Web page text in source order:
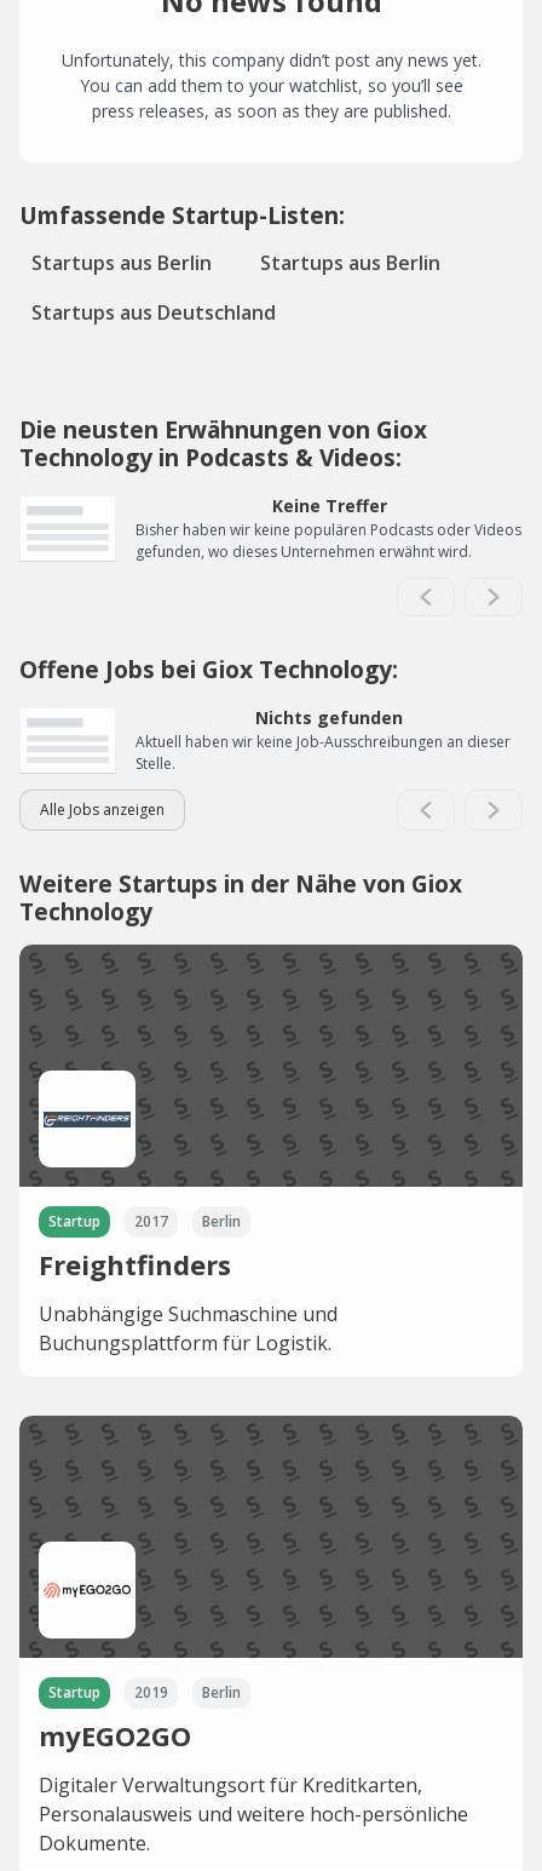
Unfortunately, this company didn’t post any news yet.
You can add them to your watchlist, so you’ll see
press releases, as soon as they are published.
Umfassende Startup-Listen:
Startups aus Berlin
Startups aus Berlin
Startups aus Deutschland
Die neusten Erwähnungen von Giox
Technology in Podcasts & Videos:
Keine Treffer
Bisher haben wir keine populären Podcasts oder Videos
gefunden, wo dieses Unternehmen erwähnt wird.
Offene Jobs bei Giox Technology:
Nichts gefunden
Aktuell haben wir keine Job-Ausschreibungen an dieser
Stelle.
Alle Jobs anzeigen
Weitere Startups in der Nähe von Giox
Technology
Startup 2017 Berlin
Freightfinders
Unabhängige Suchmaschine und
Buchungsplattform für Logistik.
Startup 2019 Berlin
myEGO2GO
Digitaler Verwaltungsort für Kreditkarten,
Personalausweis und weitere hoch-persönliche
Dokumente.